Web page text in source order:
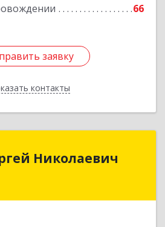
66
заявку
контакты
заявку
Назад
Николаевич
Сергей Николаевич